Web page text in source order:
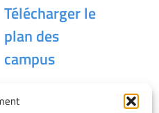
Télécharger le
plan des
campus